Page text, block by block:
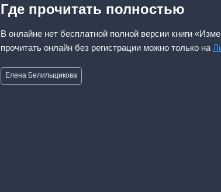
Где прочитать полностью
В онлайне нет бесплатной полной версии книги
прочитать онлайн без регистрации можно только на
Метки
записи:
Елена Белильщикова